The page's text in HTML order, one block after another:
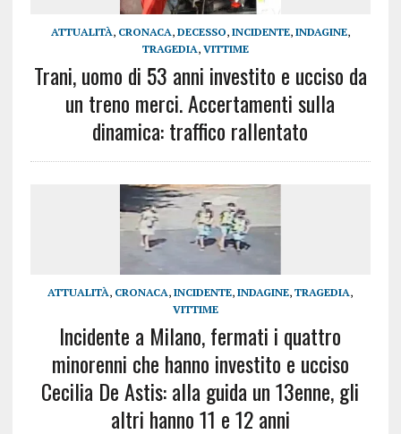
ATTUALITÀ, CRONACA, DECESSO, INCIDENTE, INDAGINE,
TRAGEDIA,VITTIME
Trani, uomo di 53 anni investito e ucciso da
un treno merci. Accertamenti sulla
dinamica: traffico rallentato
ATTUALITÀ, CRONACA,INCIDENTE,INDAGINE,TRAGEDIA,
VITTIME
Incidente a Milano, fermati i quattro
minorenni che hanno investito e ucciso
Cecilia De Astis: alla guida un 13enne, gli
altri hanno 11 e 12 anni